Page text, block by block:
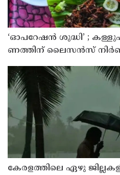
‘ഓ​പ​റേ​ഷ​ൻ ശു​ദ്ധി’ ;
ണ​ത്തി​ന് ലൈ​സ​ൻ​സ്
കേരളത്തിലെ ഏഴു